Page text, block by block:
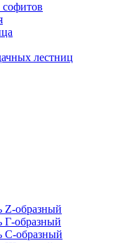
лестниц
образный
образный
С-образный